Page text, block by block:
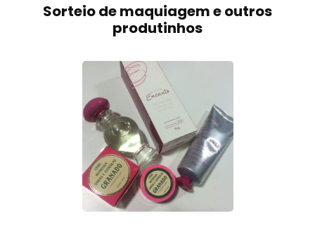
Sorteio de maquiagem e outros
produtinhos